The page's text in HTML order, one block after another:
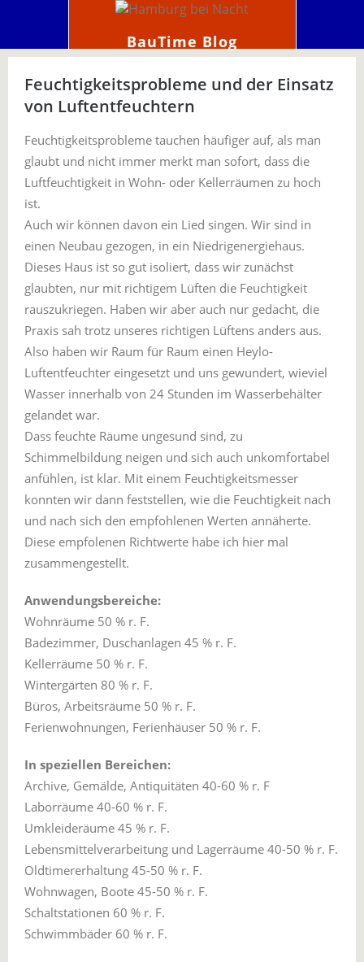
BauTime Blog
Feuchtigkeitsprobleme und der Einsatz
von Luftentfeuchtern
Feuchtigkeitsprobleme tauchen häufiger auf, als man
glaubt und nicht immer merkt man sofort, dass die
Luftfeuchtigkeit in Wohn- oder Kellerräumen zu hoch
ist.
Auch wir können davon ein Lied singen. Wir sind in
einen Neubau gezogen, in ein Niedrigenergiehaus.
Dieses Haus ist so gut isoliert, dass wir zunächst
glaubten, nur mit richtigem Lüften die Feuchtigkeit
rauszukriegen. Haben wir aber auch nur gedacht, die
Praxis sah trotz unseres richtigen Lüftens anders aus.
Also haben wir Raum für Raum einen Heylo-
Luftentfeuchter eingesetzt und uns gewundert, wieviel
Wasser innerhalb von 24 Stunden im Wasserbehälter
gelandet war.
Dass feuchte Räume ungesund sind, zu
Schimmelbildung neigen und sich auch unkomfortabel
anfühlen, ist klar. Mit einem Feuchtigkeitsmesser
konnten wir dann feststellen, wie die Feuchtigkeit nach
und nach sich den empfohlenen Werten annäherte.
Diese empfolenen Richtwerte habe ich hier mal
zusammengestellt.
Anwendungsbereiche:
Wohnräume 50 % r. F.
Badezimmer, Duschanlagen 45 % r. F.
Kellerräume 50 % r. F.
Wintergärten 80 % r. F.
Büros, Arbeitsräume 50 % r. F.
Ferienwohnungen, Ferienhäuser 50 % r. F.
In speziellen Bereichen:
Archive, Gemälde, Antiquitäten 40-60 % r. F
Laborräume 40-60 % r. F.
Umkleideräume 45 % r. F.
Lebensmittelverarbeitung und Lagerräume 40-50 % r. F.
Oldtimererhaltung 45-50 % r. F.
Wohnwagen, Boote 45-50 % r. F.
Schaltstationen 60 % r. F.
Schwimmbäder 60 % r. F.